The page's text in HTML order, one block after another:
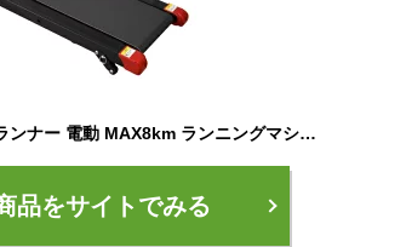
【努力価格】 ルームランナー 電動 MAX8km ランニングマシン ランニングマシーン トレッドミル 家庭用 ランニングましーん家庭用 ホームジム コンパクト 健康器具 折りたたみ 高齢者 防音 マット 筋トレ ウォーキング
品をサイトでみる